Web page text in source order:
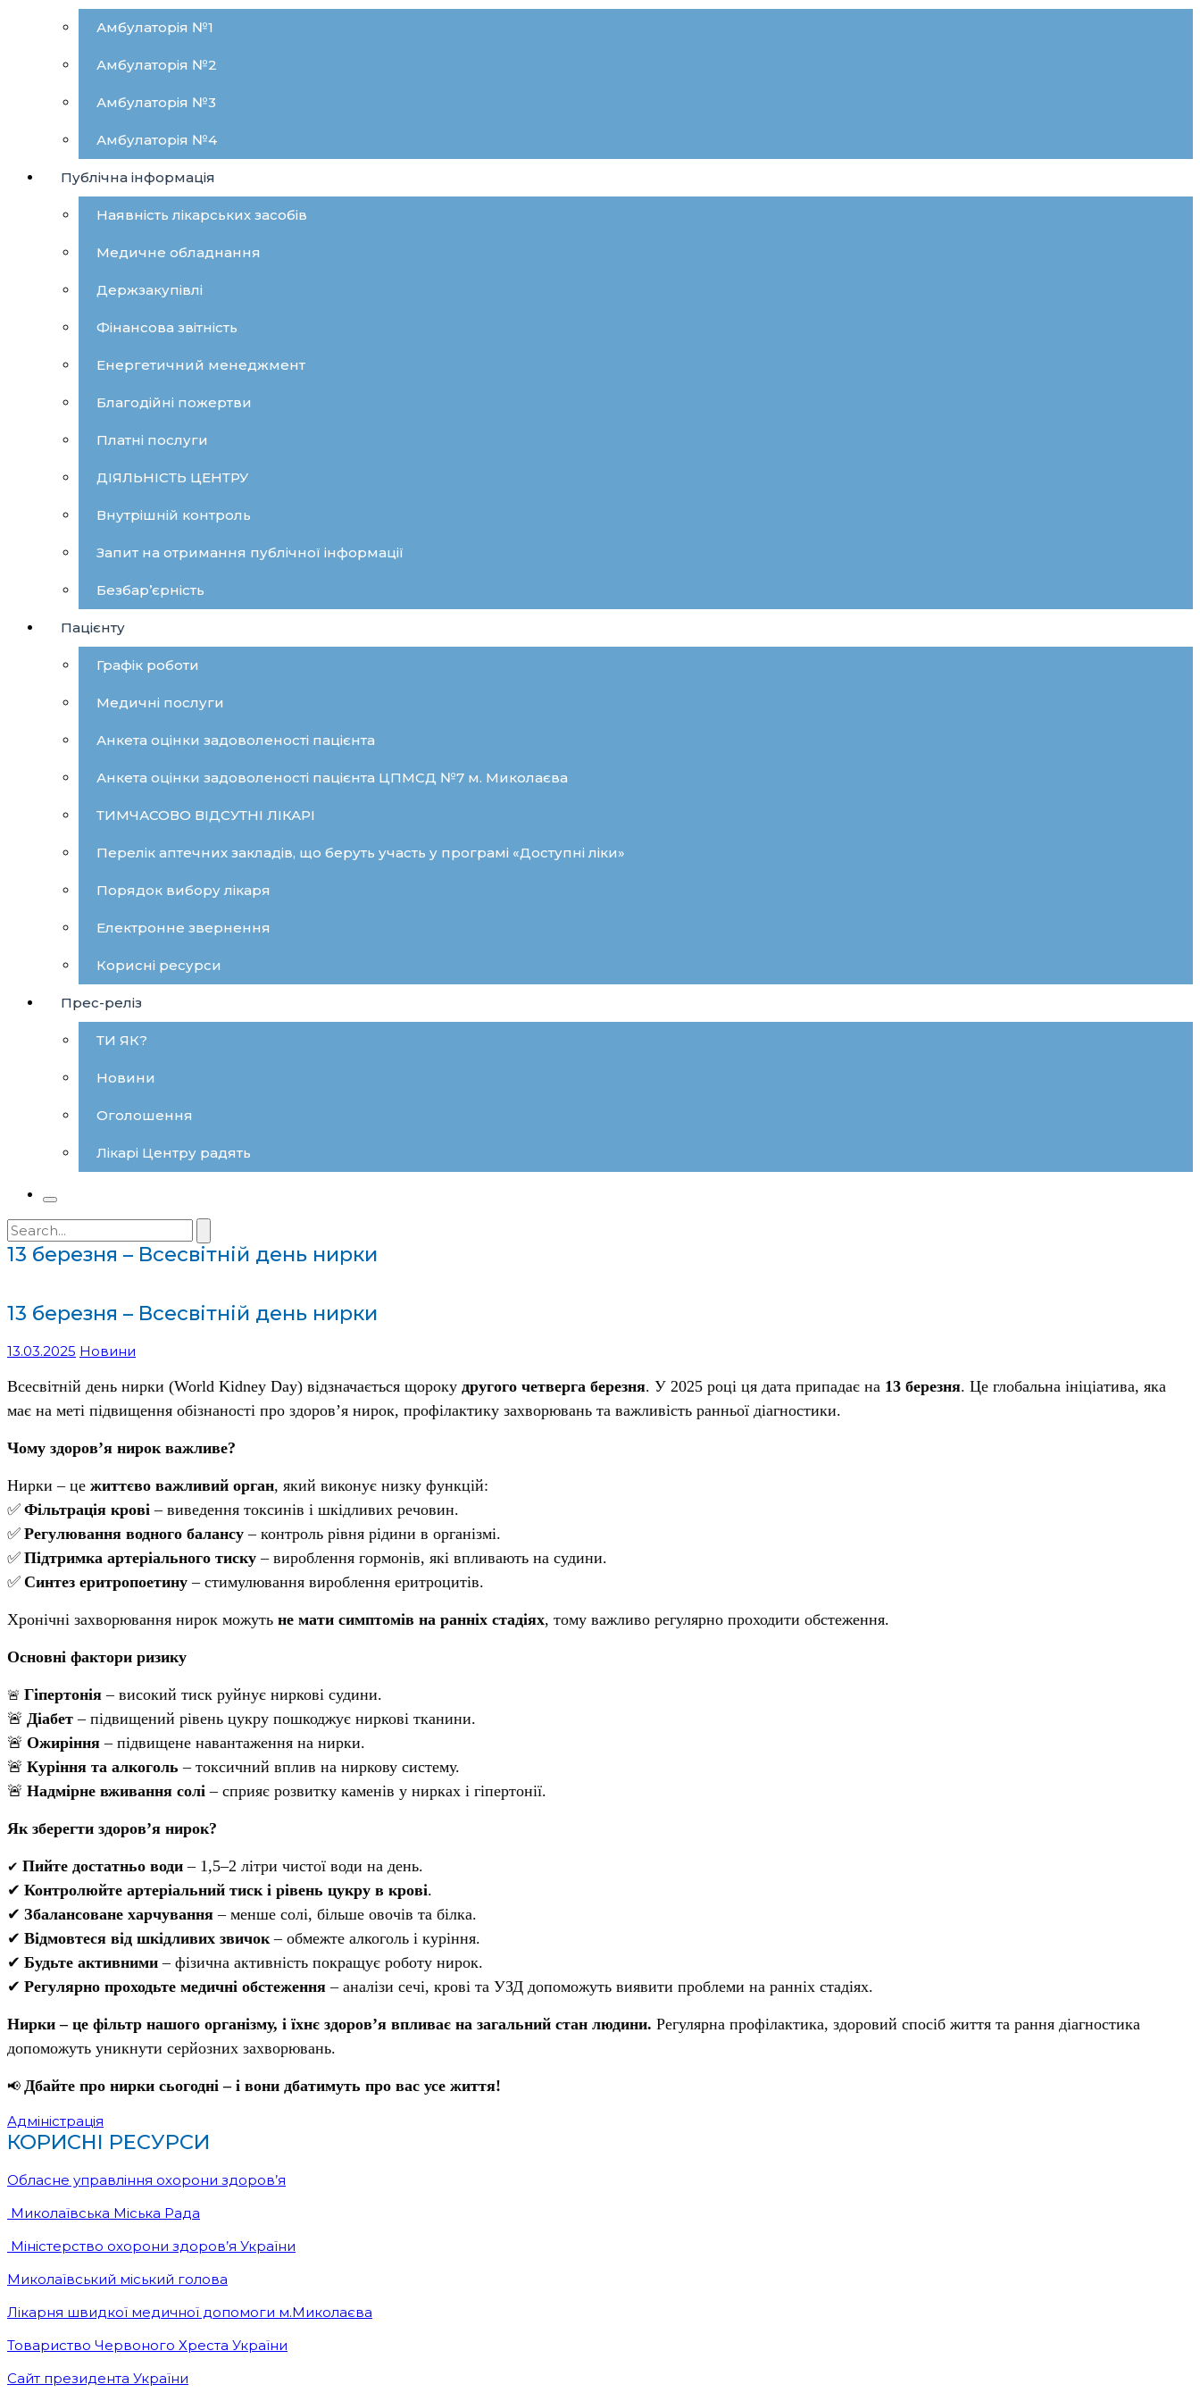
Амбулаторія №1
Амбулаторія №2
Амбулаторія №3
Амбулаторія №4
Публічна інформація
Наявність лікарських засобів
Медичне обладнання
Держзакупівлі
Фінансова звітність
Енергетичний менеджмент
Благодійні пожертви
Платні послуги
ДІЯЛЬНІСТЬ ЦЕНТРУ
Внутрішній контроль
Запит на отримання публічної інформації
Безбар’єрність
Пацієнту
Графік роботи
Медичні послуги
Анкета оцінки задоволеності пацієнта
Анкета оцінки задоволеності пацієнта ЦПМСД №7 м. Миколаєва
ТИМЧАСОВО ВІДСУТНІ ЛІКАРІ
Перелік аптечних закладів, що беруть участь у програмі «Доступні ліки»
Порядок вибору лікаря
Електронне звернення
Корисні ресурси
Прес-реліз
ТИ ЯК?
Новини
Оголошення
Лікарі Центру радять
Search
for:
13 березня – Всесвітній день нирки
13 березня – Всесвітній день нирки
13.03.2025 Новини
Всесвітній день нирки (World Kidney Day) відзначається щороку другого четверга березня. У 2025 році ця дата припадає на 13 березня. Це глобальна ініціатива, яка
має на меті підвищення обізнаності про здоров’я нирок, профілактику захворювань та важливість ранньої діагностики.
Чому здоров’я нирок важливе?
Нирки – це життєво важливий орган, який виконує низку функцій:
✅ Фільтрація крові – виведення токсинів і шкідливих речовин.
✅ Регулювання водного балансу – контроль рівня рідини в організмі.
✅ Підтримка артеріального тиску – вироблення гормонів, які впливають на судини.
✅ Синтез еритропоетину – стимулювання вироблення еритроцитів.
Хронічні захворювання нирок можуть не мати симптомів на ранніх стадіях, тому важливо регулярно проходити обстеження.
Основні фактори ризику
🚨 Гіпертонія – високий тиск руйнує ниркові судини.
🚨 Діабет – підвищений рівень цукру пошкоджує ниркові тканини.
🚨 Ожиріння – підвищене навантаження на нирки.
🚨 Куріння та алкоголь – токсичний вплив на ниркову систему.
🚨 Надмірне вживання солі – сприяє розвитку каменів у нирках і гіпертонії.
Як зберегти здоров’я нирок?
✔ Пийте достатньо води – 1,5–2 літри чистої води на день.
✔ Контролюйте артеріальний тиск і рівень цукру в крові.
✔ Збалансоване харчування – менше солі, більше овочів та білка.
✔ Відмовтеся від шкідливих звичок– обмежте алкоголь і куріння.
✔ Будьте активними – фізична активність покращує роботу нирок.
✔ Регулярно проходьте медичні обстеження – аналізи сечі, крові та УЗД допоможуть виявити проблеми на ранніх стадіях.
Нирки – це фільтр нашого організму, і їхнє здоров’я впливає на загальний стан людини. Регулярна профілактика, здоровий спосіб життя та рання діагностика
допоможуть уникнути серйозних захворювань.
📢 Дбайте про нирки сьогодні – і вони дбатимуть про вас усе життя!
Адміністрація
КОРИСНІ РЕСУРСИ
Обласне управління охорони здоров’я
Миколаївська Міська Рада
Міністерство охорони здоров’я України
Миколаївський міський голова
Лікарня швидкої медичної допомоги м.Миколаєва
Товариство Червоного Хреста України
Сайт президента України